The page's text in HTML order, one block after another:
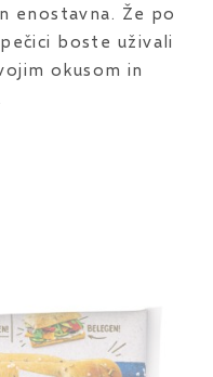
enostavna. Že po
boste uživali
okusom in